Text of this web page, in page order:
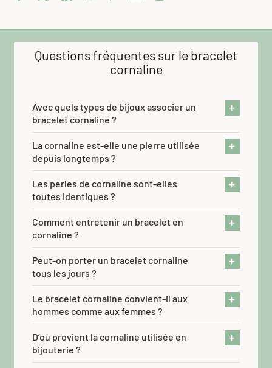
Questions fréquentes sur le bracelet
cornaline
Avec quels types de bijoux associer un
bracelet cornaline ?
La cornaline est-elle une pierre utilisée
depuis longtemps ?
Les perles de cornaline sont-elles
toutes identiques ?
Comment entretenir un bracelet en
cornaline ?
Peut-on porter un bracelet cornaline
tous les jours ?
Le bracelet cornaline convient-il aux
hommes comme aux femmes ?
D’où provient la cornaline utilisée en
bijouterie ?